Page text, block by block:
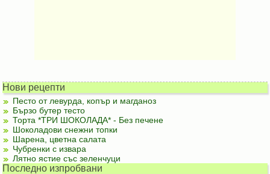
Нови рецепти
Песто от левурда, копър и магданоз
Бързо бутер тесто
Торта *ТРИ ШОКОЛАДА* - Без печене
Шоколадови снежни топки
Шарена, цветна салата
Чубренки с извара
Лятно ястие със зеленчуци
Последно изпробвани